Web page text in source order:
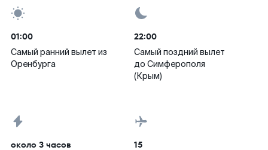
01:00
Самый ранний вылет из
Оренбурга
22:00
Самый поздний вылет
до Симферополя
(Крым)
около 3 часов 15